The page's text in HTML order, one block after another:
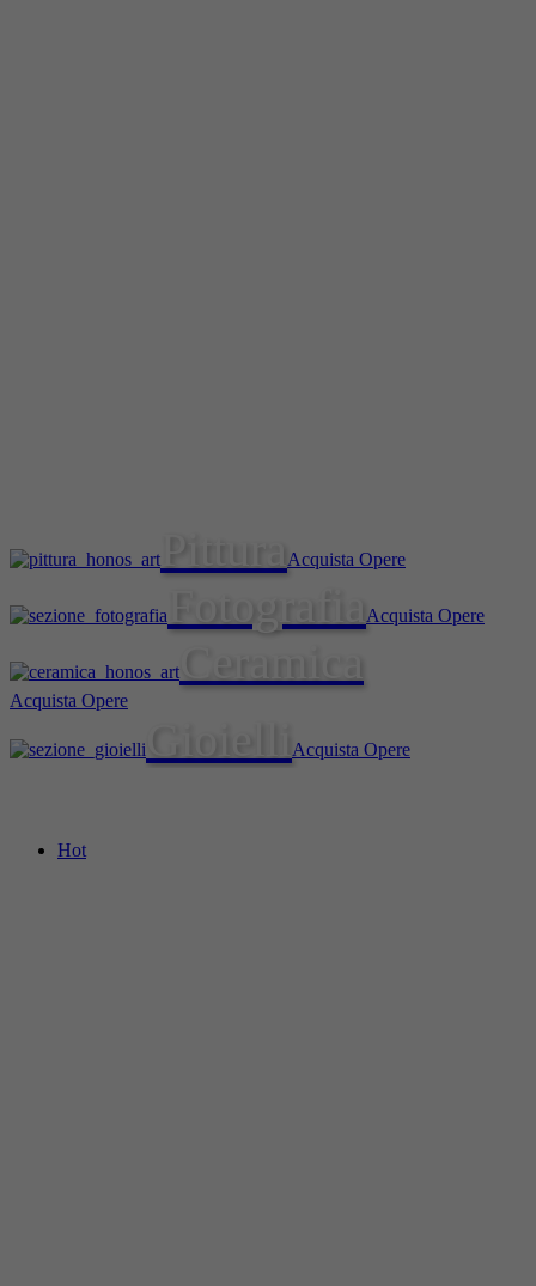
Acquista Opere
Acquista Opere
Acquista Opere
Acquista Opere
Hot